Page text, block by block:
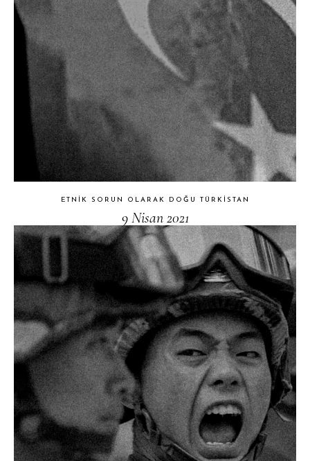
ETNIK SORUN OLARAK DOĞU TÜRKISTAN
9 Nisan 2021